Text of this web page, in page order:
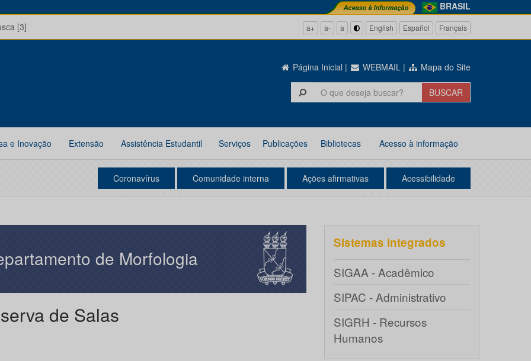
BRASIL
[3]
a+ a- a English Español Français
Página Inicial | WEBMAIL | Mapa do Site
e Inovação Extensão Assistência Estudantil Serviços Publicações Bibliotecas Acesso à informação
Coronavírus Comunidade interna Ações afirmativas Acessibilidade
de Morfologia
de Salas
Sistemas integrados
SIGAA - Acadêmico
SIPAC - Administrativo
SIGRH - Recursos
Humanos